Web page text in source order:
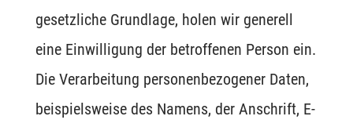
gesetzliche Grundlage, holen wir generell
eine Einwilligung der betroffenen Person ein.
Die Verarbeitung personenbezogener Daten,
beispielsweise des Namens, der Anschrift, E-